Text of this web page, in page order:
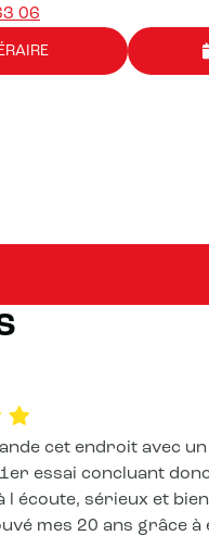
06
cet endroit avec
essai concluant
l écoute, sérieux et
mes 20 ans grâce à